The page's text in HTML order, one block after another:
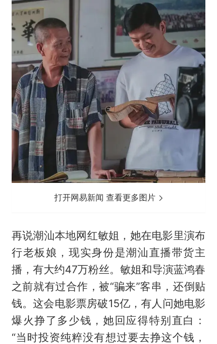
打开网易新闻 查看更多图片
再说潮汕本地网红敏姐，她在电影里演布
行老板娘，现实身份是潮汕直播带货主
播，有大约47万粉丝。敏姐和导演蓝鸿春
之前就有过合作，被“骗来”客串，还倒贴
钱。这会电影票房破15亿，有人问她电影
爆火挣了多少钱，她回应得特别直白：
“当时投资纯粹没有想过要去挣这个钱，